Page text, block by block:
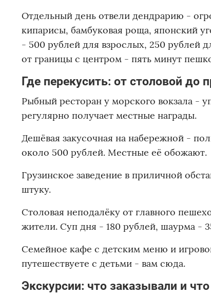
Отдельный день отвели дендрарию -
кипарисы, бамбуковая роща, японский
- 500 рублей для взрослых, 250 рублей
от границы с центром - пять минут
Где перекусить: от столовой до
Рыбный ресторан у морского вокзала -
регулярно получает местные награды.
Дешёвая закусочная на набережной -
около 500 рублей. Местные её обожают.
Грузинское заведение в приличной
штуку.
Столовая неподалёку от главного
жители. Суп дня - 180 рублей, шаурма -
Семейное кафе с детским меню и
путешествуете с детьми - вам сюда.
Экскурсии: что заказывали и